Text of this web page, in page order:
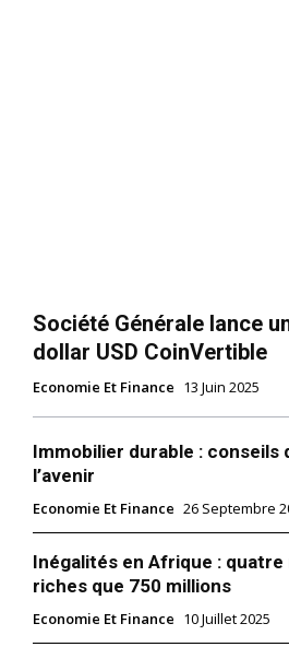
Société Générale lance
dollar USD CoinVertible
Economie Et Finance 13 Juin 2025
Immobilier durable : conseils
l’avenir
Economie Et Finance 26 Septembre
Inégalités en Afrique :
riches que 750 millions
Economie Et Finance 10 Juillet 2025